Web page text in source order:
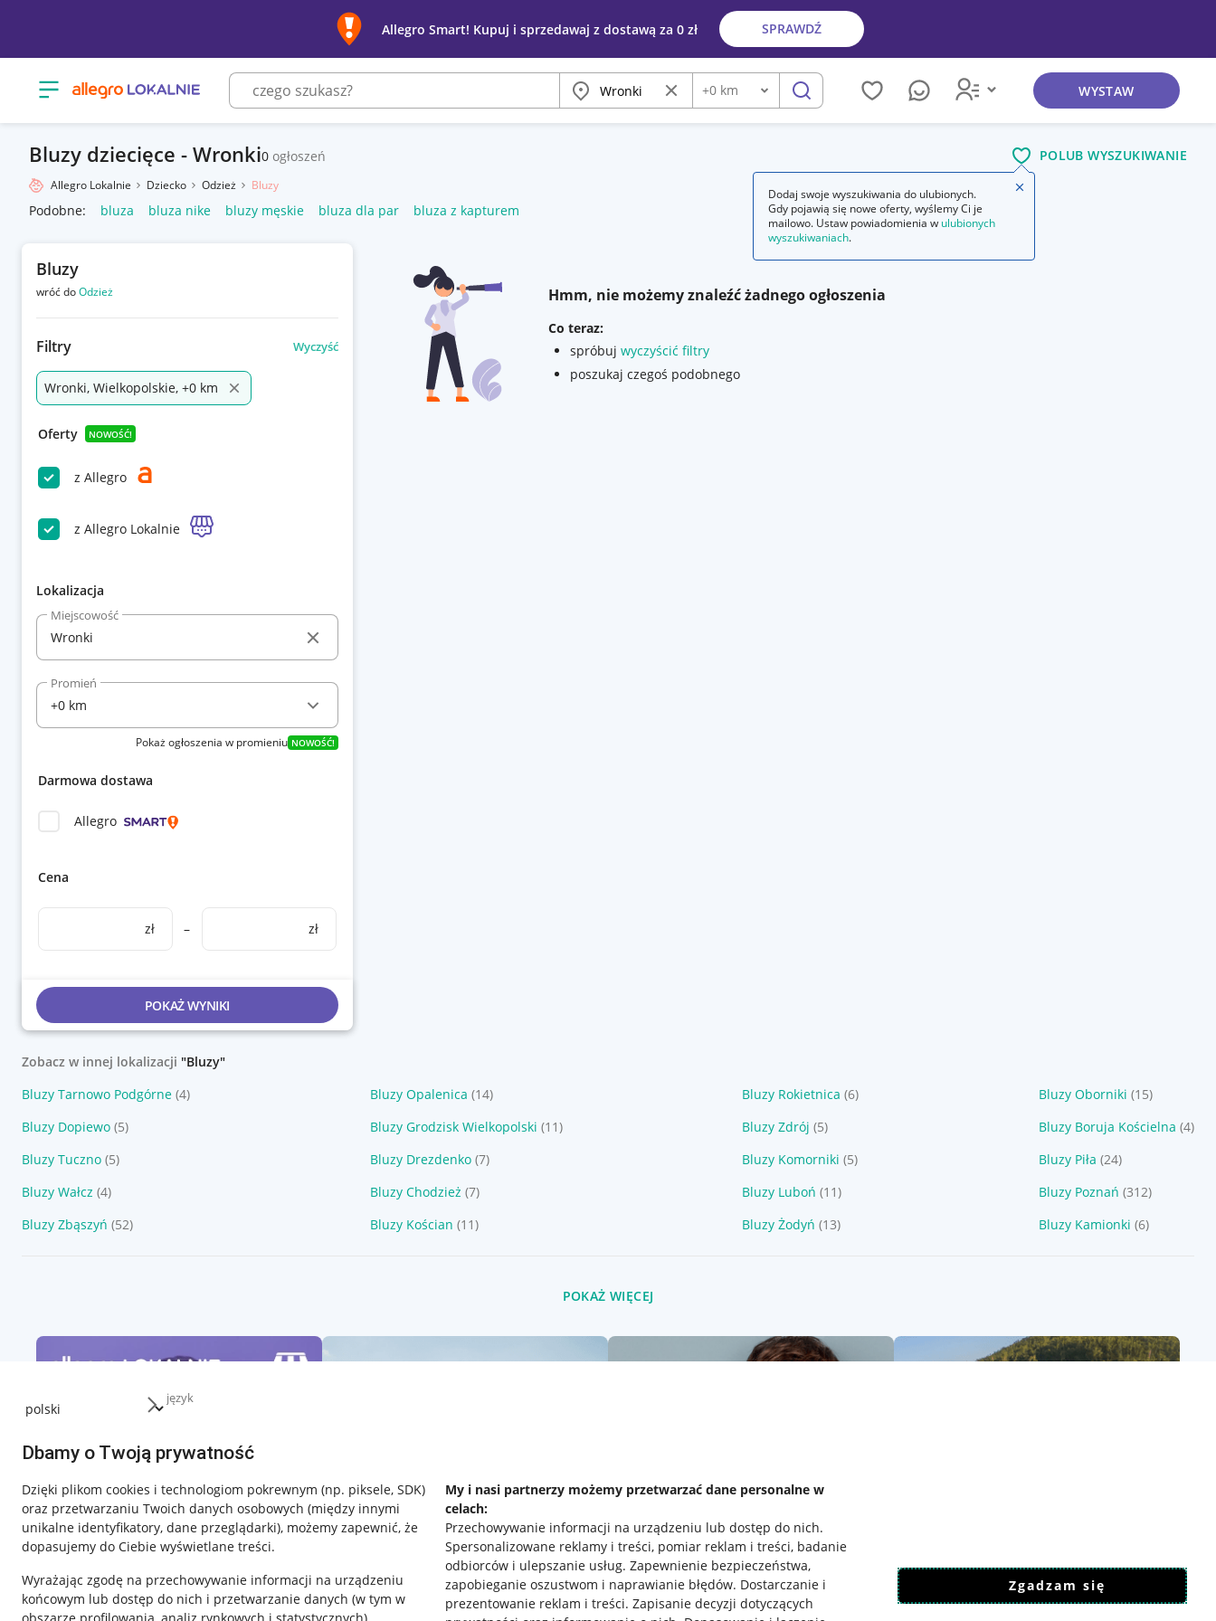
język
Dbamy o Twoją prywatność
Dzięki plikom cookies i technologiom pokrewnym (np. piksele, SDK)
oraz przetwarzaniu Twoich danych osobowych (między innymi
unikalne identyfikatory, dane przeglądarki), możemy zapewnić, że
dopasujemy do Ciebie wyświetlane treści.
Wyrażając zgodę na przechowywanie informacji na urządzeniu
końcowym lub dostęp do nich i przetwarzanie danych (w tym w
My i nasi partnerzy możemy przetwarzać dane personalne w
celach:
Przechowywanie informacji na urządzeniu lub dostęp do nich.
Spersonalizowane reklamy i treści, pomiar reklam i treści, badanie
odbiorców i ulepszanie usług. Zapewnienie bezpieczeństwa,
zapobieganie oszustwom i naprawianie błędów. Dostarczanie i
prezentowanie reklam i treści. Zapisanie decyzji dotyczących
Zgadzam się
Allegro Smart! Kupuj i sprzedawaj z dostawą za 0 zł SPRAWDŹ
Otwórz menu z kategoriami Miasto Wyczyść frazę
Odległość
+0 km szukaj WYSTAW
Bluzy dziecięce - Wronki0 ogłoszeń POLUB WYSZUKIWANIE
Allegro Lokalnie Dziecko Odzież Bluzy
Podobne: bluza bluza nike bluzy męskie bluza dla par bluza z kapturem
Bluzy
wróć doOdzież
Filtry Wyczyść
Wronki, Wielkopolskie, +0 km
Oferty NOWOŚĆ!
z Allegro
z Allegro Lokalnie
Lokalizacja
Miejscowość
Promień
Pokaż ogłoszenia w promieniu NOWOŚĆ!
Darmowa dostawa
Allegro
Cena
zł – zł
POKAŻ WYNIKI
Hmm, nie możemy znaleźć żadnego ogłoszenia
Co teraz:
spróbuj wyczyścić filtry
poszukaj czegoś podobnego
Zobacz w innej lokalizacji "Bluzy"
Bluzy Tarnowo Podgórne (4) Bluzy Opalenica (14) Bluzy Rokietnica (6) Bluzy Oborniki (15)
Bluzy Dopiewo (5) Bluzy Grodzisk Wielkopolski (11) Bluzy Zdrój (5) Bluzy Boruja Kościelna (4)
Bluzy Tuczno (5) Bluzy Drezdenko (7) Bluzy Komorniki (5) Bluzy Piła (24)
Bluzy Wałcz (4) Bluzy Chodzież (7) Bluzy Luboń (11) Bluzy Poznań (312)
Bluzy Zbąszyń (52) Bluzy Kościan (11) Bluzy Żodyń (13) Bluzy Kamionki (6)
POKAŻ WIĘCEJ
Dodaj swoje wyszukiwania do ulubionych.
Gdy pojawią się nowe oferty, wyślemy Ci je
mailowo. Ustaw powiadomienia w ulubionych
wyszukiwaniach.
Zamknij wskazówkę